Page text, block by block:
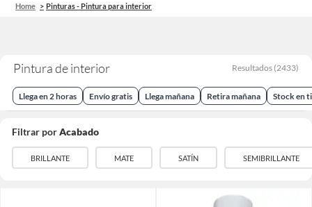
Home Pinturas - Pintura para interior
Pintura de interior Resultados (2433)
Llega en 2 horas Envío gratis Llega mañana Retira mañana Stock en
Filtrar porAcabado
BRILLANTE MATE SATÍN SEMIBRILLANTE